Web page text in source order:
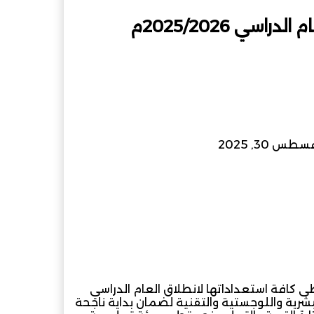
2025/2026م
30, 2025
كافة استعداداتها لانطلاق العام الدراسي
البشرية واللوجستية والتقنية لضمان بداية ناجحة